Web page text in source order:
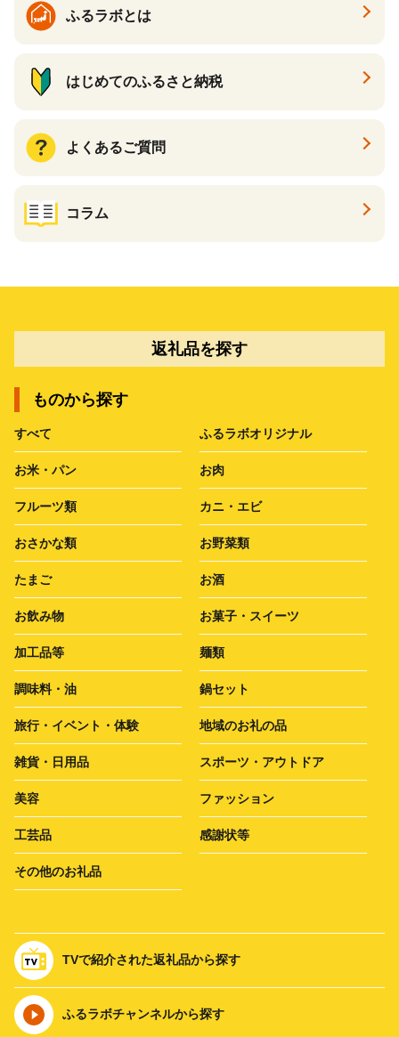
ふるラボとは
はじめてのふるさと納税
よくあるご質問
コラム
返礼品を探す
ものから探す
すべて ふるラボオリジナル
お米・パン お肉
フルーツ類 カニ・エビ
おさかな類 お野菜類
たまご お酒
お飲み物 お菓子・スイーツ
加工品等 麺類
調味料・油 鍋セット
旅行・イベント・体験 地域のお礼の品
雑貨・日用品 スポーツ・アウトドア
美容 ファッション
工芸品 感謝状等
その他のお礼品
TVで紹介された返礼品から探す
ふるラボチャンネルから探す